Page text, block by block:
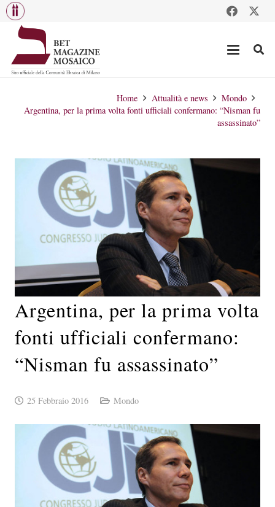
Home Attualità e news
Mondo
Argentina, per la prima volta fonti ufficiali confermano: “Nisman fu
assassinato”
Argentina, per la prima volta
fonti ufficiali confermano:
“Nisman fu assassinato”
25 Febbraio 2016 Mondo